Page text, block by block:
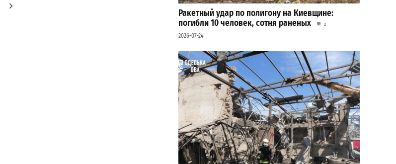
Ракетный удар по полигону на Киевщине:
погибли 10 человек, сотня раненых
2
2026-07-24